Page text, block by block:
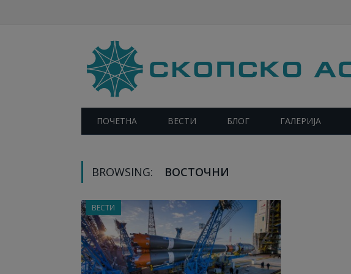
ПОЧЕТНА ВЕСТИ БЛОГ ГАЛЕРИЈА
BROWSING: ВОСТОЧНИ
ВЕСТИ